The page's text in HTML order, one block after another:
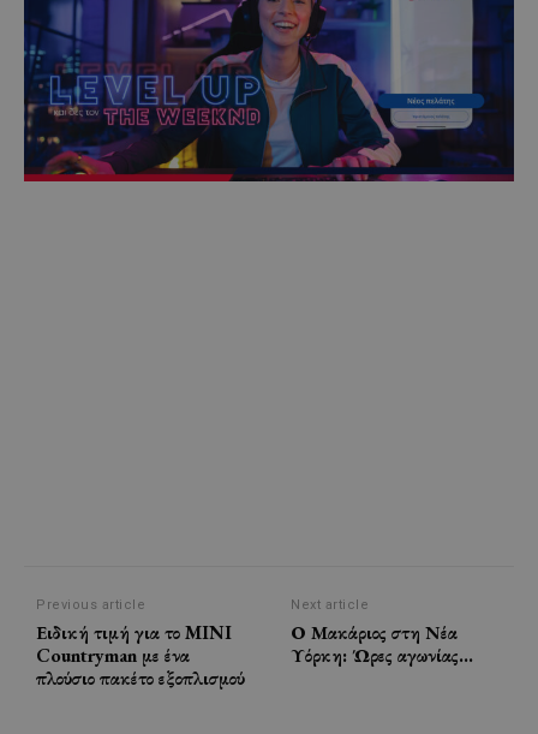
Previous article
Ειδική τιμή για το MINI
Countryman με ένα
πλούσιο πακέτο εξοπλισμού
Next article
Ο Μακάριος στη Νέα
Υόρκη: Ώρες αγωνίας…